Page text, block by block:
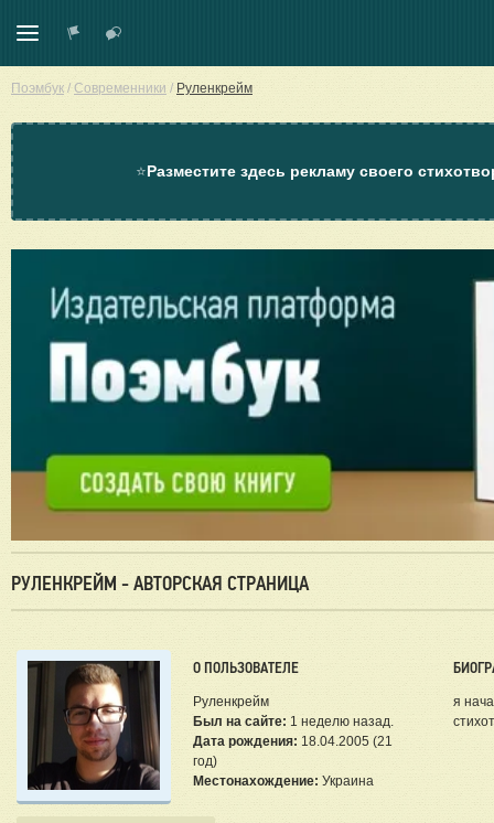
Поэмбук / Современники / Руленкрейм
⭐Разместите здесь рекламу своего
РУЛЕНКРЕЙМ - АВТОРСКАЯ СТРАНИЦА
О ПОЛЬЗОВАТЕЛЕ
Руленкрейм
Был на сайте: 1 неделю назад.
Дата рождения: 18.04.2005 (21
год)
Местонахождение: Украина
я